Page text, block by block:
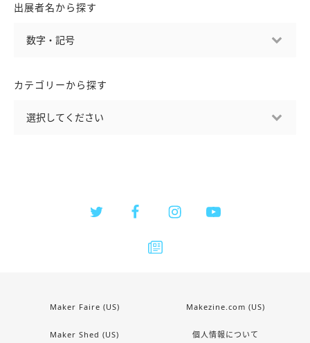
出展者名から探す
カテゴリーから探す
Maker Faire (US) Makezine.com (US)
Maker Shed (US) 個人情報について